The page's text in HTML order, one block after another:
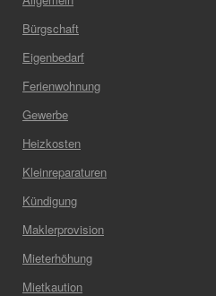
Bürgschaft
Eigenbedarf
Ferienwohnung
Gewerbe
Heizkosten
Kleinreparaturen
Kündigung
Maklerprovision
Mieterhöhung
Mietkaution